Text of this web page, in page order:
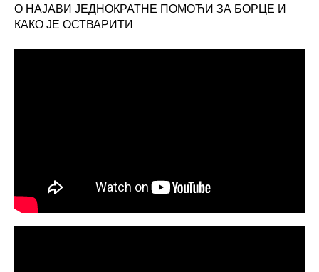
О НАЈАВИ ЈЕДНОКРАТНЕ ПОМОЋИ ЗА БОРЦЕ И
КАКО ЈЕ ОСТВАРИТИ